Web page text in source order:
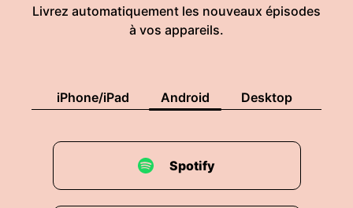
Livrez automatiquement les nouveaux épisodes
à vos appareils.
iPhone/iPad Android Desktop
Spotify